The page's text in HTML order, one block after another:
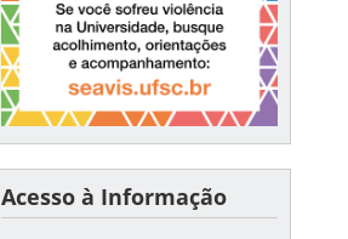
Acesso à Informação